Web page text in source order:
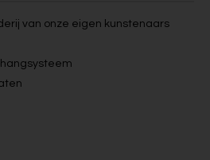
van onze eigen kunstenaars
maten